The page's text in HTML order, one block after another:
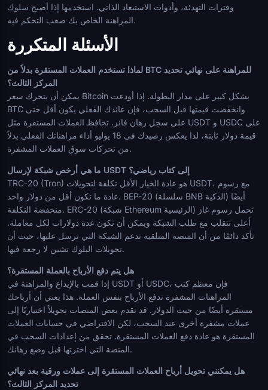
وفترات التهدئة، وأدوات الاستبعاد الذاتي. استخدمها إذا أصبح سلوك
المراهنة الخاص بك صعب التحكم فيه.
الأسئلة المتكررة
لماذا تستخدم العملات المستقرة بدلاً من BTC للمراهنة على نهائي تحديد
المركز الثالث؟
يمكن أن يتحرك سعر Bitcoin بشكل كبير على مدار البطولة. إذا أودعت
BTC وانخفضت قيمتها قبل السحب، فإن عائدك الفعلي يكون أقل حتى
على سجل رهان فائز. تحافظ العملات المستقرة مثل USDT و USDC على
قيمة دولار ثابتة، لذا يعكس رصيدك في 18 يوليو أداء مراهناتك الفعلي بدلاً
من تحركات سوق العملات المشفرة.
ما هي أرخص شبكة لإرسال USDT إلى كتاب رياضي؟
TRC-20 (Tron) هو عادة الخيار الأقل تكلفة لتحويلات USDT، مع رسوم
عادة ما تكون أقل من دولار واحد. BEP-20 (سلسلة BNB الذكية) أيضًا
منخفضة التكلفة. ERC-20 (شبكة Ethereum الرئيسية) تحمل رسوم غاز
أعلى تتقلب مع طلب الشبكة ويمكن أن تكون عدة دولارات لكل معاملة.
تأكد دائمًا من أن المنصة المتلقية تدعم الشبكة التي ترسل عليها، حيث أن
تحويلات البلوك تشين لا رجعة فيها.
هل يتم دفع الأرباح بالعملة المستقرة؟
إذا قمت بالإيداع والمراهنة في USDT أو USDC، فإن معظم كتب
المراهنات المشفرة تدفع الأرباح بنفس العملة. هذا يعني أن أرباحك
مستقرة أيضًا من حيث الدولار. قد تقدم بعض المنصات تحويلاً اختياريًا إلى
عملات مشفرة أخرى عند السحب، لكن الافتراضي في حسابات العملات
المستقرة هو عادة دفع العملات المستقرة. تحقق من إعدادات السحب في
المنصة التي اخترتها قبل وضع رهانك.
هل يمكنني تحويل أرباح العملات المستقرة إلى عملات ورقية بعد نهائي
تحديد المركز الثالث؟